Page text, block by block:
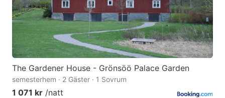
The Gardener House - Grönsöö Palace Garden
semesterhem · 2 Gäster · 1 Sovrum
1 071 kr /natt